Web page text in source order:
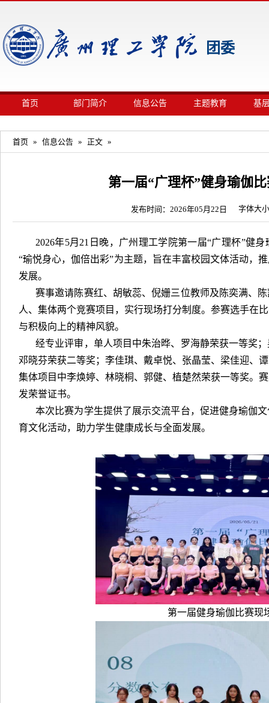
团委
首页 部门简介 信息公告 主题教育 基
首页 » 信息公告 » 正文 »
第一届“广理杯”健身瑜伽
发布时间：2026年05月22日 字体大
2026年5月21日晚，广州理工学院第一届“广理杯”健
“瑜悦身心，伽倍出彩”为主题，旨在丰富校园文体活动，
发展。
赛事邀请陈赛红、胡敏蕊、倪姗三位教师及陈奕满、
人、集体两个竞赛项目，实行现场打分制度。参赛选手在
与积极向上的精神风貌。
经专业评审，单人项目中朱治晔、罗海静荣获一等奖
邓晓芬荣获二等奖；李佳琪、戴卓悦、张晶莹、梁佳迎、
集体项目中李焕婷、林晓桐、郭健、植楚然荣获一等奖。
发荣誉证书。
本次比赛为学生提供了展示交流平台，促进健身瑜伽
育文化活动，助力学生健康成长与全面发展。
第一届健身瑜伽比赛现